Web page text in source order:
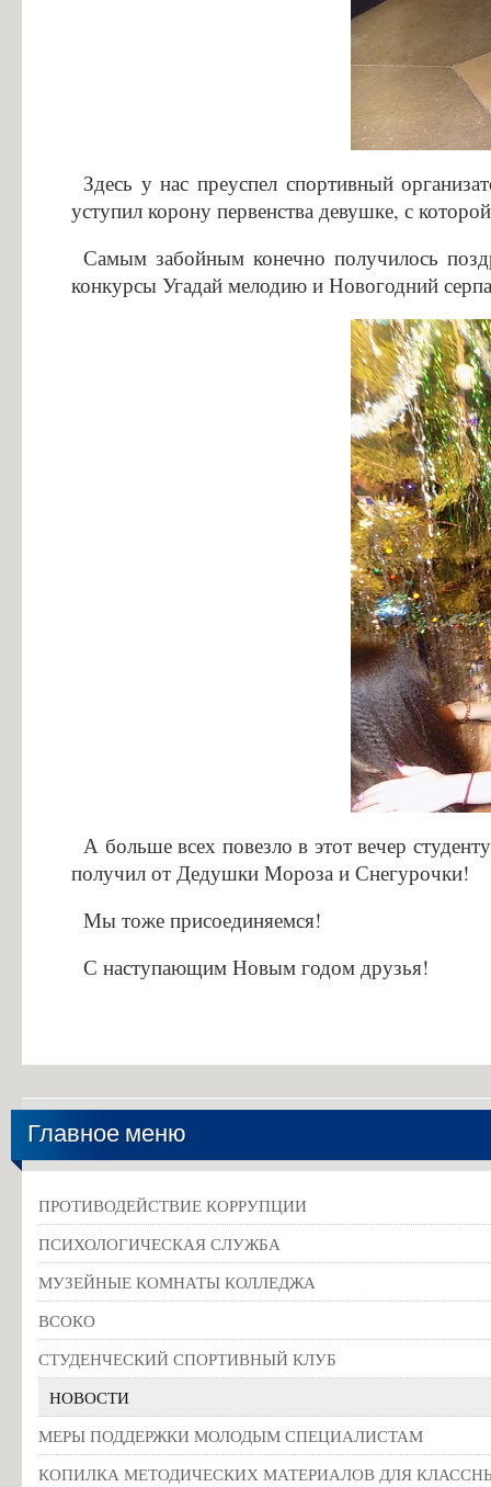
Здесь у нас преуспел спортивный
уступил корону первенства девушке, с
Самым забойным конечно получилось
конкурсы Угадай мелодию и Новогодний
А больше всех повезло в этот вечер
получил от Дедушки Мороза и Снегурочки!
Мы тоже присоединяемся!
С наступающим Новым годом друзья!
Главное меню
ПРОТИВОДЕЙСТВИЕ КОРРУПЦИИ
ПСИХОЛОГИЧЕСКАЯ СЛУЖБА
МУЗЕЙНЫЕ КОМНАТЫ КОЛЛЕДЖА
ВСОКО
СТУДЕНЧЕСКИЙ СПОРТИВНЫЙ КЛУБ
НОВОСТИ
МЕРЫ ПОДДЕРЖКИ МОЛОДЫМ СПЕЦИАЛИСТАМ
КОПИЛКА МЕТОДИЧЕСКИХ МАТЕРИАЛОВ ДЛЯ